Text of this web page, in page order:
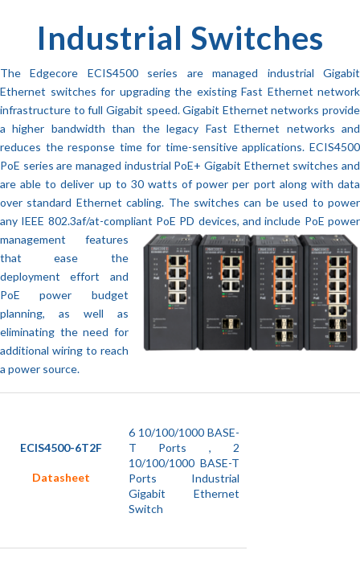
Industrial Switches
The Edgecore ECIS4500 series are managed industrial Gigabit
Ethernet switches for upgrading the existing Fast Ethernet network
infrastructure to full Gigabit speed. Gigabit Ethernet networks provide
a higher bandwidth than the legacy Fast Ethernet networks and
reduces the response time for time-sensitive applications. ECIS4500
PoE series are managed industrial PoE+ Gigabit Ethernet switches and
are able to deliver up to 30 watts of power per port along with data
over standard Ethernet cabling. The switches can be used to power
any IEEE 802.3af/at-compliant PoE PD devices, and include PoE power
management features
that ease the
deployment effort and
PoE power budget
planning, as well as
eliminating the need for
additional wiring to reach
a power source.
ECIS4500-6T2F
Datasheet
6 10/100/1000 BASE-
T Ports , 2
10/100/1000 BASE-T
Ports Industrial
Gigabit Ethernet
Switch